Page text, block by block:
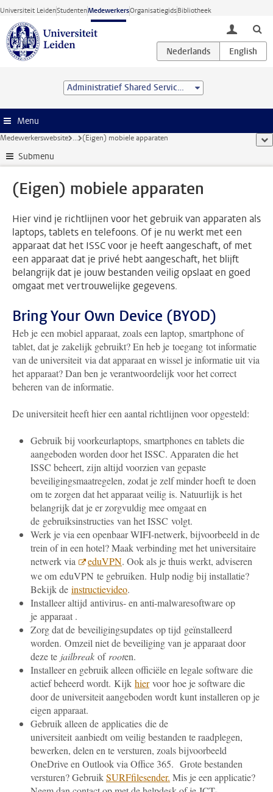
Ga direct naar de inhoud
Universiteit LeidenStudentenMedewerkersOrganisatiegidsBibliotheek
toggle
Administratief Shared Service Centre
Menu
Medewerkerswebsite ... (Eigen) mobiele apparaten
Submenu
(Eigen) mobiele apparaten
Hier vind je richtlijnen voor het gebruik van apparaten als
laptops, tablets en telefoons. Of je nu werkt met een
apparaat dat het ISSC voor je heeft aangeschaft, of met
een apparaat dat je privé hebt aangeschaft, het blijft
belangrijk dat je jouw bestanden veilig opslaat en goed
omgaat met vertrouwelijke gegevens.
Bring Your Own Device (BYOD)
Heb je een mobiel apparaat, zoals een laptop, smartphone of
tablet, dat je zakelijk gebruikt? En heb je toegang tot informatie
van de universiteit via dat apparaat en wissel je informatie uit via
het apparaat? Dan ben je verantwoordelijk voor het correct
beheren van de informatie.
De universiteit heeft hier een aantal richtlijnen voor opgesteld:
Gebruik bij voorkeurlaptops, smartphones en tablets die
aangeboden worden door het ISSC. Apparaten die het
ISSC beheert, zijn altijd voorzien van gepaste
beveiligingsmaatregelen, zodat je zelf minder hoeft te doen
om te zorgen dat het apparaat veilig is. Natuurlijk is het
belangrijk dat je er zorgvuldig mee omgaat en
de gebruiksinstructies van het ISSC volgt.
Werk je via een openbaar WIFI-netwerk, bijvoorbeeld in de
trein of in een hotel? Maak verbinding met het universitaire
netwerk via
eduVPN. Ook als je thuis werkt, adviseren
we om eduVPN te gebruiken. Hulp nodig bij installatie?
Bekijk de instructievideo.
Installeer altijd antivirus- en anti-malwaresoftware op
je apparaat .
Zorg dat de beveiligingsupdates op tijd geïnstalleerd
worden. Omzeil niet de beveiliging van je apparaat door
deze te jailbreak of rooten.
Installeer en gebruik alleen officiële en legale software die
actief beheerd wordt. Kijk hiervoor hoe je software die
door de universiteit aangeboden wordt kunt installeren op je
eigen apparaat.
Gebruik alleen de applicaties die de
universiteit aanbiedt om veilig bestanden te raadplegen,
bewerken, delen en te versturen, zoals bijvoorbeeld
OneDrive en Outlook via Office 365. Grote bestanden
versturen? GebruikSURFfilesender. Mis je een applicatie?